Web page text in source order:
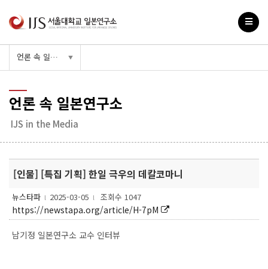
언론 속 일본연구소 ▼
언론 속 일본연구소
IJS in the Media
[인물] [특집 기획] 한일 극우의 데칼코마니
뉴스타파 l 2025-03-05 l 조회수 1047
https://newstapa.org/article/H-7pM
남기정 일본연구소 교수 인터뷰